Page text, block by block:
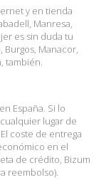
y en tienda
Manresa,
es sin duda tu
Burgos, Manacor,
también.
España. Si lo
lugar de
coste de entrega
en el
de crédito, Bizum
reembolso).